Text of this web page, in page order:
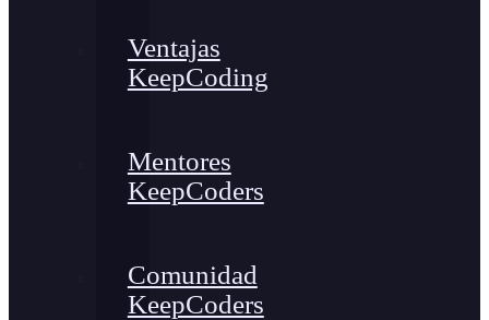
Ventajas
KeepCoding
Mentores
KeepCoders
Comunidad
KeepCoders